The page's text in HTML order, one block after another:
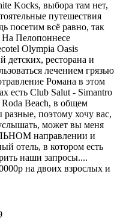
Kocks, выбора там нет,
путешествия
посетим всё равно, так
Пелопоннесе
Olympia Oasis
детских, ресторана и
лечением грязью
Романа в этом
есть Club Salut - Simantro
Beach, в общем
поэтому хочу вас,
может вы меня
направлении и
отель, в котором есть
наши запросы....
на двоих взрослых и